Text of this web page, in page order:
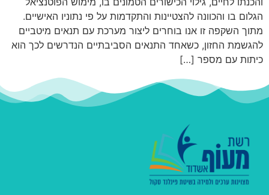
הגלום בו והכוונה להצטיינות והתקדמות על פי נתוניו האישיים.
מתוך השקפה זו אנו בוחרים ליצור מערכת עם תנאים מיטביים
להגשמת החזון, כשאחד התנאים הסביבתיים הנדרשים לכך הוא
כיתות עם מספר […]